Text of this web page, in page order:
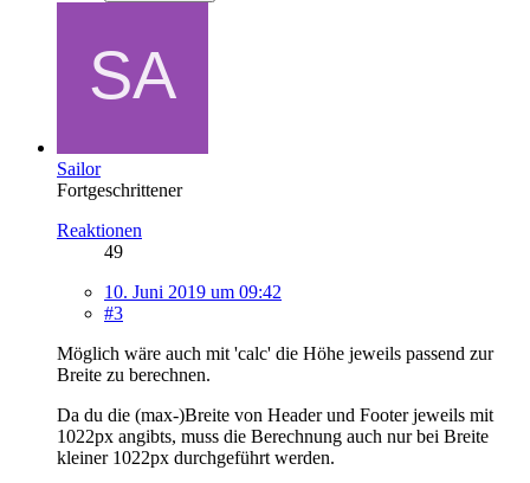
Sailor
Fortgeschrittener
Reaktionen
49
10. Juni 2019 um 09:42
#3
Möglich wäre auch mit 'calc' die Höhe jeweils passend zur
Breite zu berechnen.
Da du die (max-)Breite von Header und Footer jeweils mit
1022px angibts, muss die Berechnung auch nur bei Breite
kleiner 1022px durchgeführt werden.